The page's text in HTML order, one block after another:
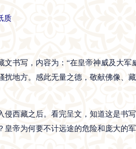
质
书写，内容为：“在皇帝神威及大军
地方。感此无量之德，敬献佛像、
西藏之后。看完呈文，知道这是书
帝为何要不计远途的危险和庞大的